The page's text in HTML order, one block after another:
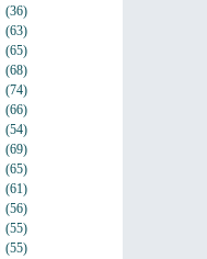
(36)
(63)
(65)
(68)
(74)
(66)
(54)
(69)
(65)
(61)
(56)
(55)
(55)